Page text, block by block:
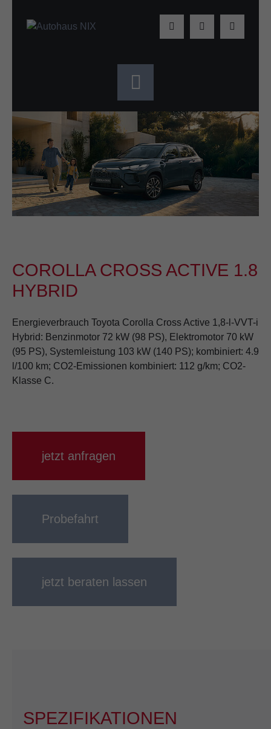
COROLLA CROSS ACTIVE 1.8
HYBRID
Energieverbrauch Toyota Corolla Cross Active 1,8-l-VVT-i
Hybrid: Benzinmotor 72 kW (98 PS), Elektromotor 70 kW
(95 PS), Systemleistung 103 kW (140 PS); kombiniert: 4.9
l/100 km; CO2-Emissionen kombiniert: 112 g/km; CO2-
Klasse C.
jetzt anfragen
Probefahrt
jetzt beraten lassen
SPEZIFIKATIONEN